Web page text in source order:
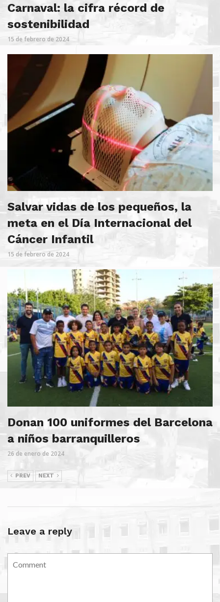
Carnaval: la cifra récord de
sostenibilidad
15 de febrero de 2024
Salvar vidas de los pequeños, la
meta en el Día Internacional del
Cáncer Infantil
15 de febrero de 2024
Donan 100 uniformes del Barcelona
a niños barranquilleros
26 de enero de 2024
PREV NEXT
Leave a reply